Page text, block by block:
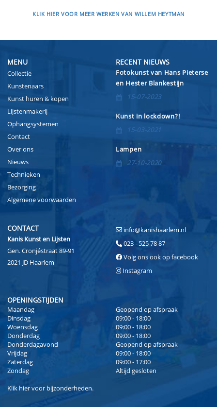
KLIK HIER VOOR MEER WERKEN VAN WILLEM HEYTMAN
MENU
Collectie
Kunstenaars
Kunst huren & kopen
Lijstenmakerij
Ophangsystemen
Contact
Over ons
Nieuws
Technieken
Bezorging
Algemene voorwaarden
RECENT NIEUWS
Fotokunst van Hans Pieterse
en Hester Blankestijn
15-07-2023
Kunst in lockdown?!
15-03-2021
Lampen
27-10-2020
CONTACT
Kanis Kunst en Lijsten
Gen. Cronjéstraat 89-91
2021 JD Haarlem
info@kanishaarlem.nl
023 - 525 78 87
Volg ons ook op facebook
Instagram
OPENINGSTIJDEN
Maandag
Geopend op afspraak
Dinsdag
09:00 - 18:00
Woensdag
09:00 - 18:00
Donderdag
09:00 - 18:00
Donderdagavond
Geopend op afspraak
Vrijdag
09:00 - 18:00
Zaterdag
09:00 - 17:00
Zondag
Altijd gesloten
Klik hiervoor bijzonderheden.